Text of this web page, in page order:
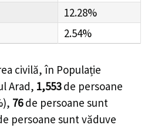
12.28%
2.54%
civilă, în Populație
Arad, 1,553 de persoane
), 76 de persoane sunt
persoane sunt văduve